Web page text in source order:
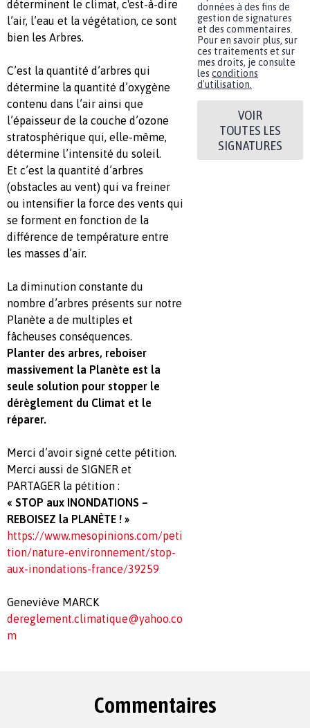
déterminent le climat, c'est-à-dire
l’air, l’eau et la végétation, ce sont
bien les Arbres.
C’est la quantité d’arbres qui
détermine la quantité d’oxygène
contenu dans l’air ainsi que
l’épaisseur de la couche d’ozone
stratosphérique qui, elle-même,
détermine l’intensité du soleil.
Et c’est la quantité d’arbres
(obstacles au vent) qui va freiner
ou intensifier la force des vents qui
se forment en fonction de la
différence de température entre
les masses d’air.
La diminution constante du
nombre d’arbres présents sur notre
Planète a de multiples et
fâcheuses conséquences.
Planter des arbres, reboiser
massivement la Planète est la
seule solution pour stopper le
dérèglement du Climat et le
réparer.
Merci d’avoir signé cette pétition.
Merci aussi de SIGNER et
PARTAGER la pétition :
« STOP aux INONDATIONS –
REBOISEZ la PLANÈTE ! »
https://www.mesopinions.com/peti
tion/nature-environnement/stop-
aux-inondations-france/39259
Geneviève MARCK
dereglement.climatique@yahoo.co
m
données à des fins de
gestion de signatures
et des commentaires.
Pour en savoir plus, sur
ces traitements et sur
mes droits, je consulte
les conditions
d'utilisation.
VOIR
TOUTES LES
SIGNATURES
Commentaires